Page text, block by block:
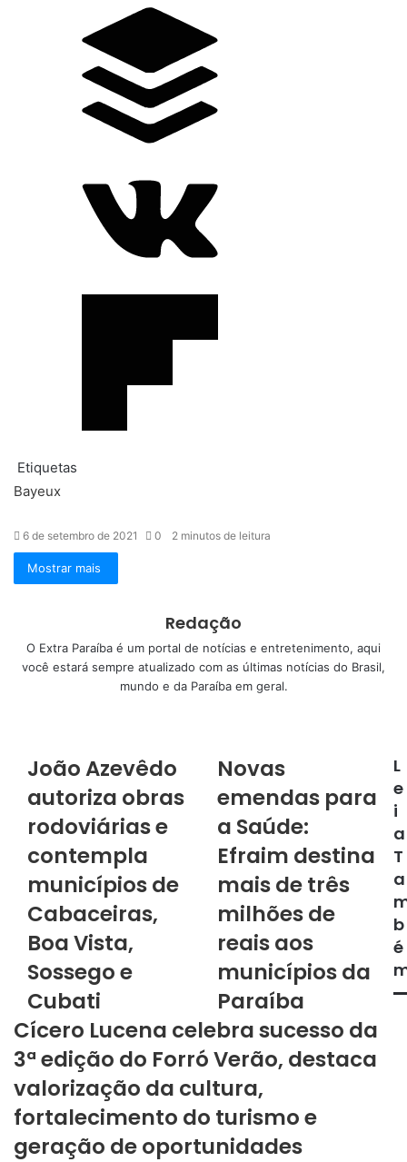
Etiquetas
Bayeux
6 de setembro de 2021 0 2 minutos de leitura
Mostrar mais
Redação
O Extra Paraíba é um portal de notícias e entretenimento, aqui
você estará sempre atualizado com as últimas notícias do Brasil,
mundo e da Paraíba em geral.
João Azevêdo
autoriza obras
rodoviárias e
contempla
municípios de
Cabaceiras,
Boa Vista,
Sossego e
Cubati
Novas
emendas para
a Saúde:
Efraim destina
mais de três
milhões de
reais aos
municípios da
Paraíba
L
e
i
a
T
a
b
é
Cícero Lucena celebra sucesso da
3ª edição do Forró Verão, destaca
valorização da cultura,
fortalecimento do turismo e
geração de oportunidades